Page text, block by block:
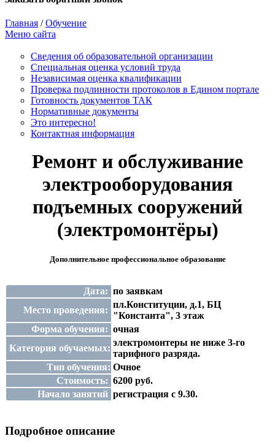
Главная /Обучение
Меню сайта
Сведения об образовательной организации
Cпециальная оценка условий труда
Независимая оценка квалификации
Проверка подлинности протоколов в Едином портале
Готовность документов ТАК
Нормативные документы
Это интересно!
Контактная информация
Ремонт и обслуживание
электрооборудования
подъемных сооружений
(электромонтёры)
Дополнительное профессиональное образование
Дата: по заявкам
Место проведения:
пл.Конституции, д.1, БЦ
"Константа", 3 этаж
Форма обучения: очная
Категория обучаемых:
электромонтеры не ниже 3-го
тарифного разряда.
Тип обучения: Очное
Стоимость: 6200 руб.
Начало занятий регистрация с 9.30.
Подробное описание